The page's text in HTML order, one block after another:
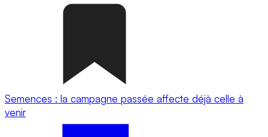
Semences : la campagne passée affecte déjà celle à
venir